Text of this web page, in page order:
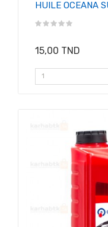
HUILE OCEANA
15,00 TND